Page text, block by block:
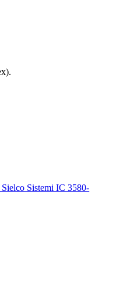
Sielco Sistemi IC 3580-